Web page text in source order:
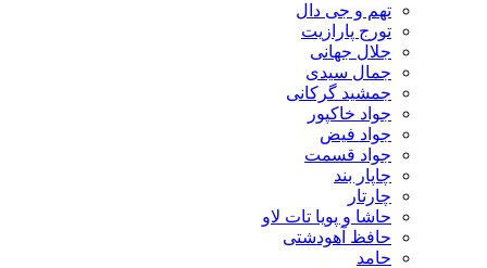
تهم و جی دال
تورج پارازیت
جلال جهانی
جمال سیدی
جمشید گرکانی
جواد خاکپور
جواد فیض
جواد قسمت
چاپار بند
حاشا و پویا تات لاو
حافظ آهودشتی